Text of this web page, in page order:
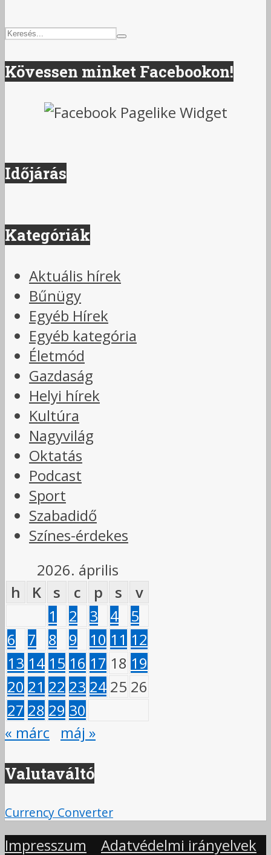
Kövessen minket Facebookon!
Időjárás
Kategóriák
Aktuális hírek
Bűnügy
Egyéb Hírek
Egyéb kategória
Életmód
Gazdaság
Helyi hírek
Kultúra
Nagyvilág
Oktatás
Podcast
Sport
Szabadidő
Színes-érdekes
2026. április
h
K s c p s
v
1
2 3 4
5
6
7 8 9 10 11 12
13 14 15 16 17 18 19
20 21 22 23 24 25 26
27 28 29 30
« márc
máj »
Valutaváltó
Currency Converter
Impresszum Adatvédelmi irányelvek